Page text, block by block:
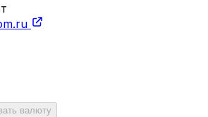
валюту